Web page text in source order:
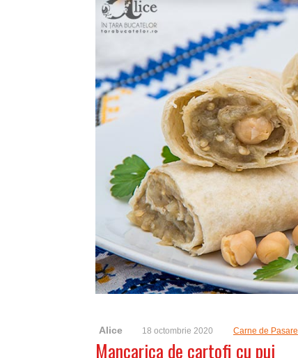
Alice 18 octombrie 2020 Carne de Pasare
Mancarica de cartofi cu pui